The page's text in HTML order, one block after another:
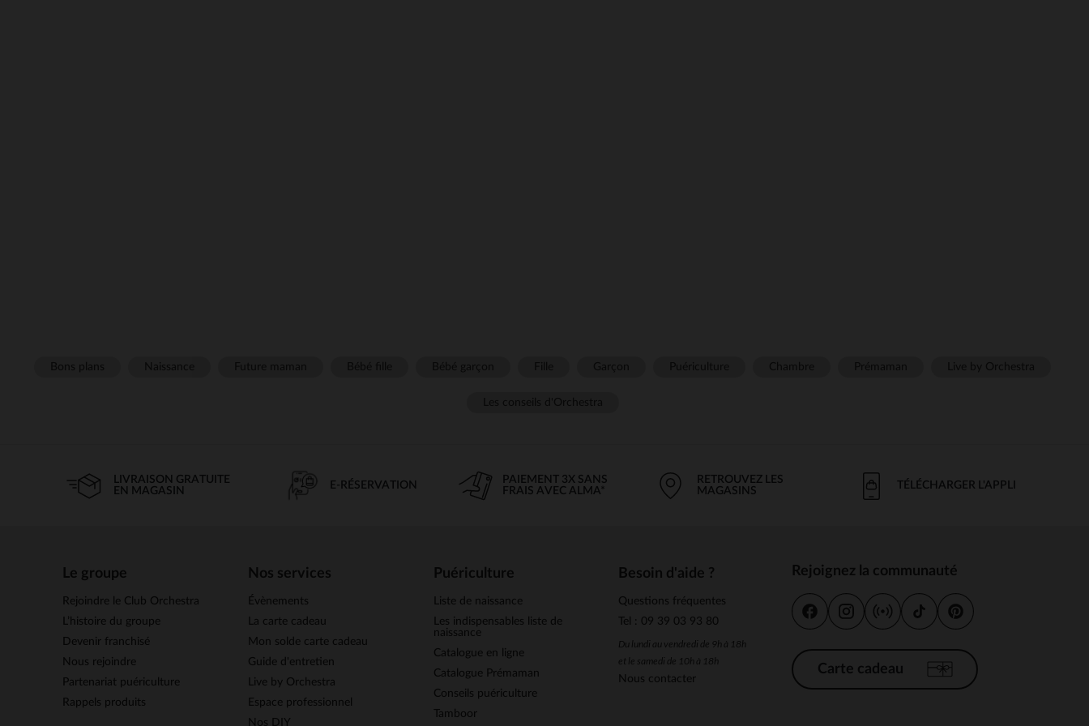
LIVRAISON GRATUITE
EN MAGASIN
E-RÉSERVATION
PAIEMENT 3X SANS
FRAIS AVEC ALMA*
RETROUVEZ LES
MAGASINS
TÉLÉCHARGER L'APPLI
Le groupe
Rejoindre le Club Orchestra
L’histoire du groupe
Devenir franchisé
Nous rejoindre
Partenariat puériculture
Rappels produits
Nos services
Évènements
La carte cadeau
Mon solde carte cadeau
Guide d'entretien
Live by Orchestra
Espace professionnel
Nos DIY
Puériculture
Liste de naissance
Les indispensables liste de
naissance
Catalogue en ligne
Catalogue Prémaman
Conseils puériculture
Tamboor
Besoin d'aide ?
Questions fréquentes
Tel : 09 39 03 93 80
Du lundi au vendredi de 9h à 18h
et le samedi de 10h à 18h
Nous contacter
Rejoignez la communauté
Carte cadeau